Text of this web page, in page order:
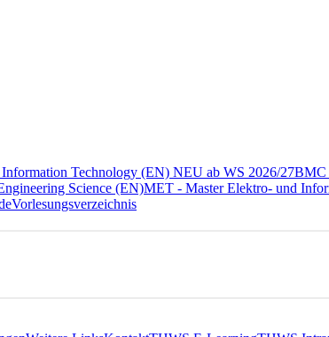
Technology (EN) NEU ab WS 2026/27BMC
Science (EN)MET - Master Elektro- und
Vorlesungsverzeichnis